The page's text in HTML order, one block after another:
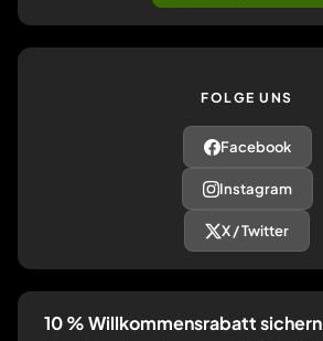
FOLGE UNS
Facebook
Instagram
X / Twitter
10 % Willkommensrabatt sichern